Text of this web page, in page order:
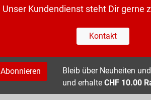
Unser Kundendienst steht Dir gerne
Kontakt
Abonnieren
Bleib über Neuheiten
und erhalte CHF 10.00